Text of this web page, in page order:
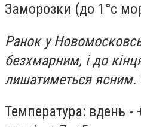
Заморозки (до 1°c
Ранок у
безхмарним, і до
лишатиметься ясним.
Температура: вдень -